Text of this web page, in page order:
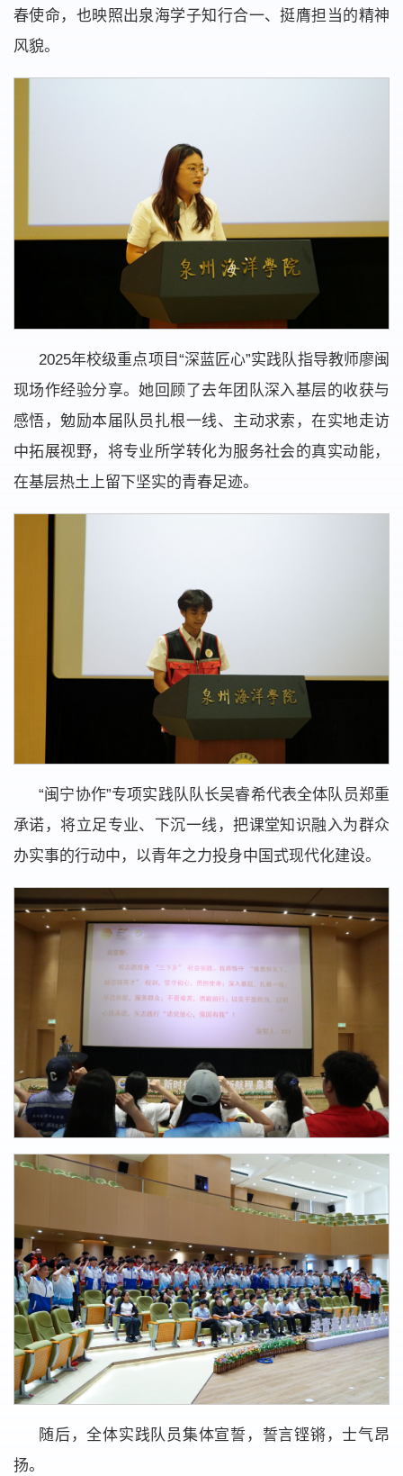
春使命，也映照出泉海学子知行合一、挺膺担当的精神
风貌。
2025年校级重点项目“深蓝匠心”实践队指导教师廖闽
现场作经验分享。她回顾了去年团队深入基层的收获与
感悟，勉励本届队员扎根一线、主动求索，在实地走访
中拓展视野，将专业所学转化为服务社会的真实动能，
在基层热土上留下坚实的青春足迹。
“闽宁协作”专项实践队队长吴睿希代表全体队员郑重
承诺，将立足专业、下沉一线，把课堂知识融入为群众
办实事的行动中，以青年之力投身中国式现代化建设。
随后，全体实践队员集体宣誓，誓言铿锵，士气昂
扬。